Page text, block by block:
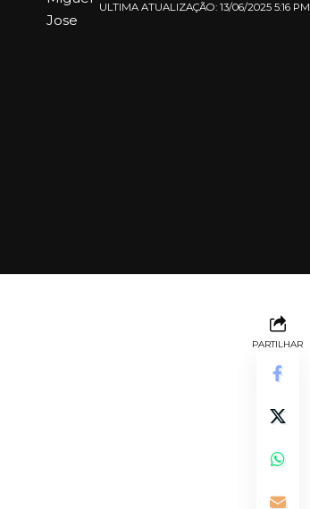
ULTIMA ATUALIZAÇÃO: 13/06/2025 5:16 PM
PARTILHAR